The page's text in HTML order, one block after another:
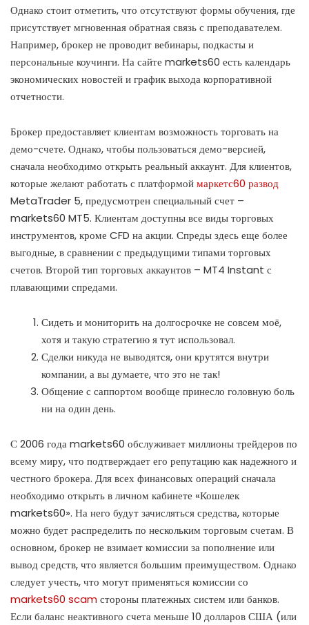
Однако стоит отметить, что отсутствуют формы обучения, где
присутствует мгновенная обратная связь с преподавателем.
Например, брокер не проводит вебинары, подкасты и
персональные коучинги. На сайте markets60 есть календарь
экономических новостей и график выхода корпоративной
отчетности.
Брокер предоставляет клиентам возможность торговать на
демо-счете. Однако, чтобы пользоваться демо-версией,
сначала необходимо открыть реальный аккаунт. Для клиентов,
которые желают работать с платформоймаркетс60 развод
MetaTrader 5, предусмотрен специальный счет –
markets60 MT5. Клиентам доступны все виды торговых
инструментов, кроме CFD на акции. Спреды здесь еще более
выгодные, в сравнении с предыдущими типами торговых
счетов. Второй тип торговых аккаунтов – MT4 Instant с
плавающими спредами.
Сидеть и мониторить на долгосрочке не совсем моё,
хотя и такую стратегию я тут использовал.
Сделки никуда не выводятся, они крутятся внутри
компании, а вы думаете, что это не так!
Общение с саппортом вообще принесло головную боль
ни на один день.
С 2006 года markets60 обслуживает миллионы трейдеров по
всему миру, что подтверждает его репутацию как надежного и
честного брокера. Для всех финансовых операций сначала
необходимо открыть в личном кабинете «Кошелек
markets60». На него будут зачисляться средства, которые
можно будет распределить по нескольким торговым счетам. В
основном, брокер не взимает комиссии за пополнение или
вывод средств, что является большим преимуществом. Однако
следует учесть, что могут применяться комиссии со
markets60 scam стороны платежных систем или банков.
Если баланс неактивного счета меньше 10 долларов США (или